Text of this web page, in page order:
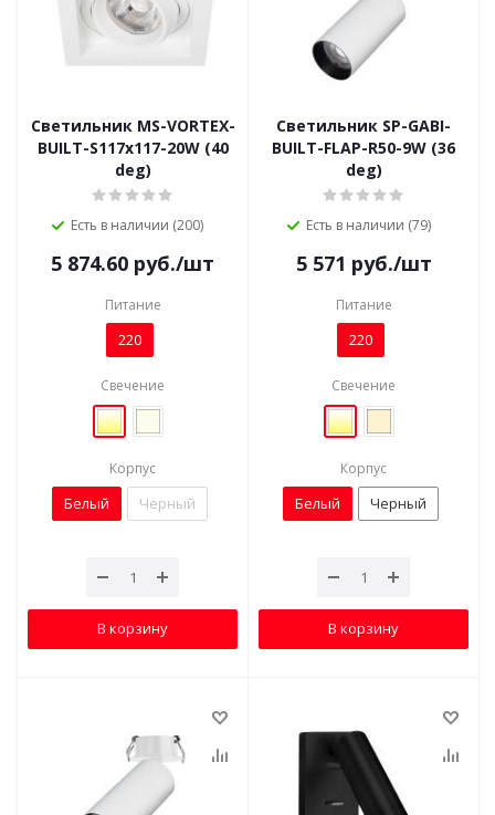
Светильник MS-VORTEX-
BUILT-S117x117-20W (40
deg)
Есть в наличии (200)
5 874.60 руб./шт
Питание
220
Свечение
Корпус
Белый Черный
В корзину
Светильник SP-GABI-
BUILT-FLAP-R50-9W (36
deg)
Есть в наличии (79)
5 571 руб./шт
Питание
220
Свечение
Корпус
Белый Черный
В корзину